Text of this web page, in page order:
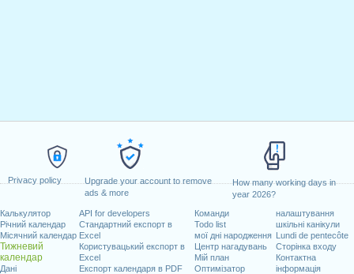
Privacy policy
Upgrade your account to remove
ads & more
How many working days in
year 2026?
Калькулятор
Річний календар
Місячний календар
Тижневий
календар
Дані
API for developers
Стандартний експорт в
Excel
Користувацький експорт в
Excel
Експорт календаря в PDF
Команди
Todo list
мої дні народження
Центр нагадувань
Мій план
Оптимізатор
налаштування
шкільні канікули
Lundi de pentecôte
Сторінка входу
Контактна
інформація